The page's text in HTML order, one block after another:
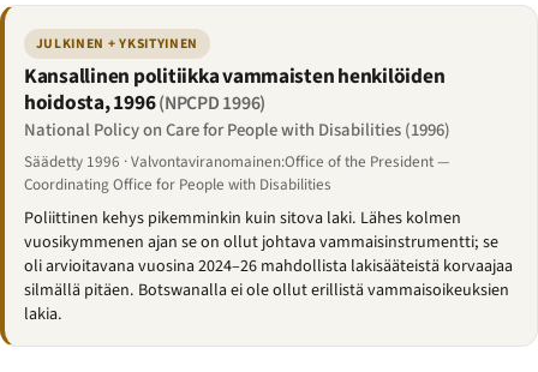
JULKINEN + YKSITYINEN
Kansallinen politiikka vammaisten henkilöiden
hoidosta, 1996(NPCPD 1996)
National Policy on Care for People with Disabilities (1996)
Säädetty 1996 · Valvontaviranomainen:Office of the President —
Coordinating Office for People with Disabilities
Poliittinen kehys pikemminkin kuin sitova laki. Lähes kolmen
vuosikymmenen ajan se on ollut johtava vammaisinstrumentti; se
oli arvioitavana vuosina 2024–26 mahdollista lakisääteistä korvaajaa
silmällä pitäen. Botswanalla ei ole ollut erillistä vammaisoikeuksien
lakia.